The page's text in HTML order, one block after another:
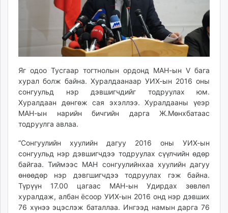
shuud.mn
zarig.mn
today.mn
zuv.mn
mminfo.mn
ugluu.mn
urlag.mn
unen.mn
asu.mn
shudarga.mn
shuurhai.mn
unuudur.mn
isee.mn
Яг одоо Тусгаар тогтнолын ордонд МАН-ын V бага
хурал болж байна. Хуралдаанаар УИХ-ын 2016 оны
сонгуульд нэр дэвшигчдийг тодруулах юм.
Хуралдаан дөнгөж сая эхэллээ. Хуралдааны үеэр
МАН-ын нарийн бичгийн дарга Ж.Мөнхбатаас
тодруулга авлаа.
“Сонгуулийн хуулийн дагуу 2016 оны УИХ-ын
сонгуульд нэр дэвшигчдээ тодруулах сүүлчийн өдөр
байгаа. Тиймээс МАН сонгуулийнхаа хуулийн дагуу
өнөөдөр нэр дэвгшигчдээ тодруулах гэж байна.
Түрүүн 17.00 цагаас МАН-ын Удирдах зөвлөл
хуралдаж, албан ёсоор УИХ-ын 2016 онд нэр дэвших
76 хүнээ эцэслэж баталлаа. Ингээд намын дарга 76